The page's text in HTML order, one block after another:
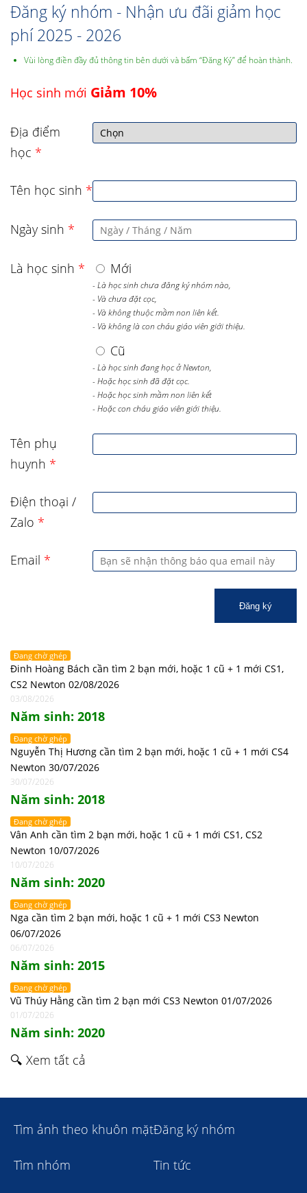
Đăng ký nhóm - Nhận ưu đãi giảm học
phí 2025 - 2026
Vùi lòng điền đầy đủ thông tin bên dưới và bấm “Đăng Ký” để hoàn thành.
Học sinh mới Giảm 10%
Địa điểm
học *
Tên học sinh *
Ngày sinh *
Là học sinh * Mới
- Là học sinh chưa đăng ký nhóm nào,
- Và chưa đặt cọc,
- Và không thuộc mầm non liên kết.
- Và không là con cháu giáo viên giới thiệu.
Cũ
- Là học sinh đang học ở Newton,
- Hoặc học sinh đã đặt cọc.
- Hoặc học sinh mầm non liên kết
- Hoặc con cháu giáo viên giới thiệu.
Tên phụ
huynh *
Điện thoại /
Zalo *
Email *
Đăng ký
Đang chờ ghép
Đinh Hoàng Bách cần tìm 2 bạn mới, hoặc 1 cũ + 1 mới CS1,
CS2 Newton 02/08/2026
03/08/2026
Năm sinh: 2018
Đang chờ ghép
Nguyễn Thị Hương cần tìm 2 bạn mới, hoặc 1 cũ + 1 mới CS4
Newton 30/07/2026
30/07/2026
Năm sinh: 2018
Đang chờ ghép
Vân Anh cần tìm 2 bạn mới, hoặc 1 cũ + 1 mới CS1, CS2
Newton 10/07/2026
10/07/2026
Năm sinh: 2020
Đang chờ ghép
Nga cần tìm 2 bạn mới, hoặc 1 cũ + 1 mới CS3 Newton
06/07/2026
06/07/2026
Năm sinh: 2015
Đang chờ ghép
Vũ Thúy Hằng cần tìm 2 bạn mới CS3 Newton 01/07/2026
01/07/2026
Năm sinh: 2020
🔍 Xem tất cả
Tìm ảnh theo khuôn mặtĐăng ký nhóm
Tìm nhóm Tin tức